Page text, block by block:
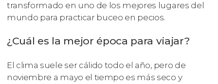
transformado en uno de los mejores lugares del
mundo para practicar buceo en pecios.
¿Cuál es la mejor época para viajar?
El clima suele ser cálido todo el año, pero de
noviembre a mayo el tiempo es más seco y